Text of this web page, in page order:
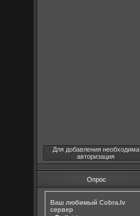
Для добавления необходима
авторизация
Опрос
Ваш любимый Cobra.lv
сервер